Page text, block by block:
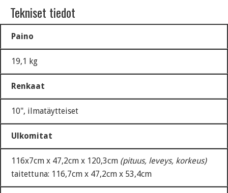
Tekniset tiedot
Paino
19,1 kg
Renkaat
10", ilmatäytteiset
Ulkomitat
116x7cm x 47,2cm x 120,3cm (pituus, leveys, korkeus)
taitettuna: 116,7cm x 47,2cm x 53,4cm